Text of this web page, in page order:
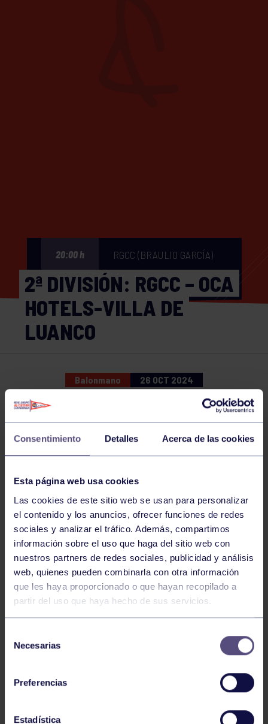
Consentimiento Detalles Acerca de las cookies
Esta página web usa cookies
Las cookies de este sitio web se usan para personalizar
el contenido y los anuncios, ofrecer funciones de redes
sociales y analizar el tráfico. Además, compartimos
información sobre el uso que haga del sitio web con
nuestros partners de redes sociales, publicidad y análisis
web, quienes pueden combinarla con otra información
que les haya proporcionado o que hayan recopilado a
partir del uso que haya hecho de sus servicios.
Necesarias
Preferencias
Estadística
20:00 h RGCC (BRAULIO GARCÍA)
2ª DIVISIÓN: RGCC – OCA
HOTELS-VILLA DE
LUANCO
Balonmano 26 OCT 2024
NOTICIAS RELACIONADAS
Balonmano 25 May 2026
LEO CARDELI, CONVOCADO CON
ESPAÑA